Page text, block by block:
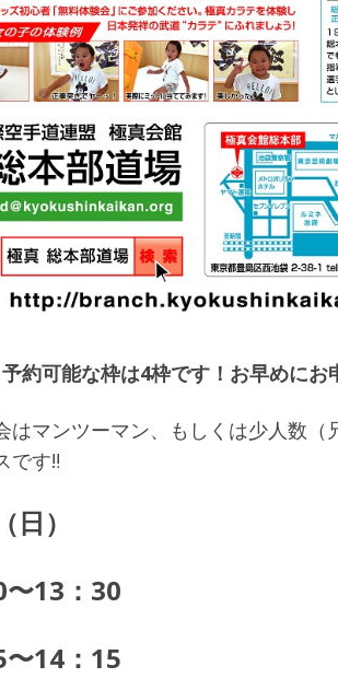
予約可能な枠は4枠です！お早めにお
はマンツーマン、もしくは少人数（
です‼
日）
13：30
14：15